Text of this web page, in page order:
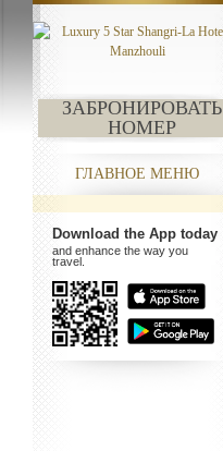
ЗАБРОНИРОВАТЬ
НОМЕР
ГЛАВНОЕ МЕНЮ
Download the App today
and enhance the way you
travel.